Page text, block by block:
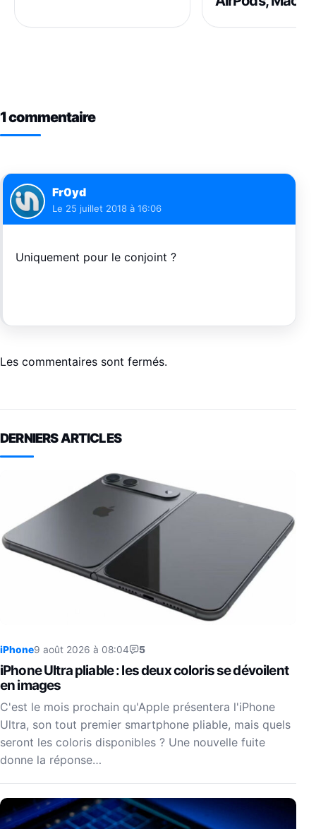
1 commentaire
Fr0yd
Le 25 juillet 2018 à 16:06
Uniquement pour le conjoint ?
Les commentaires sont fermés.
DERNIERS ARTICLES
iPhone9 août 2026 à 08:04 5
iPhone Ultra pliable : les deux coloris se dévoilent
en images
C'est le mois prochain qu'Apple présentera l'iPhone
Ultra, son tout premier smartphone pliable, mais quels
seront les coloris disponibles ? Une nouvelle fuite
donne la réponse…